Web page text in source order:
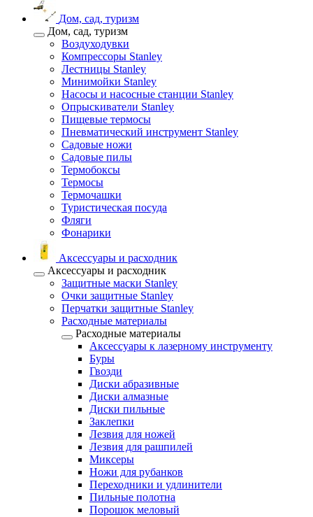
Дом, сад, туризм
Дом, сад, туризм
Воздуходувки
Компрессоры Stanley
Лестницы Stanley
Минимойки Stanley
Насосы и насосные станции Stanley
Опрыскиватели Stanley
Пищевые термосы
Пневматический инструмент Stanley
Садовые ножи
Садовые пилы
Термобоксы
Термосы
Термочашки
Туристическая посуда
Фляги
Фонарики
Аксессуары и расходник
Аксессуары и расходник
Защитные маски Stanley
Очки защитные Stanley
Перчатки защитные Stanley
Расходные материалы
Расходные материалы
Аксессуары к лазерному инструменту
Буры
Гвозди
Диски абразивные
Диски алмазные
Диски пильные
Заклепки
Лезвия для ножей
Лезвия для рашпилей
Миксеры
Ножи для рубанков
Переходники и удлинители
Пильные полотна
Порошок меловый